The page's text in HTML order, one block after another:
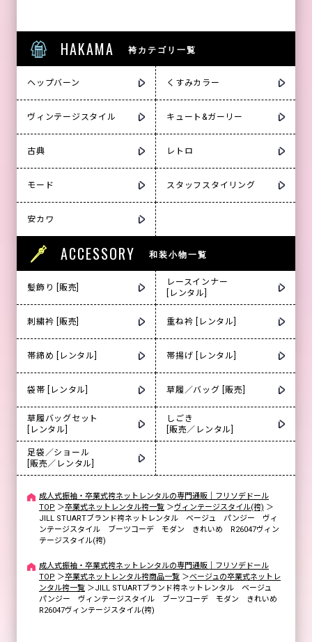
HAKAMA 袴カテゴリ一覧
ヘップバーン くすみカラー
ヴィンテージスタイル キュート&ガーリー
古典 レトロ
モード スタッフスタイリング
安カワ
ACCESSORY 和装小物一覧
髪飾り [販売]
レースインナー
[レンタル]
刺繍衿 [販売] 重ね衿 [レンタル]
帯締め [レンタル] 帯揚げ [レンタル]
袋帯 [レンタル] 草履／バッグ [販売]
草履バッグセット
[レンタル]
しごき
[販売／レンタル]
足袋／ショール
[販売／レンタル]
成人式振袖・卒業式袴ネットレンタルの専門通販｜フリソデドール
TOP ＞卒業式ネットレンタル袴一覧 ＞ヴィンテージスタイル(袴) ＞
JILL STUARTブランド袴ネットレンタル ベージュ パンジー ヴィ
ンテージスタイル ブーツコーデ モダン きれいめ R26047ヴィン
テージスタイル(袴)
成人式振袖・卒業式袴ネットレンタルの専門通販｜フリソデドール
TOP ＞卒業式ネットレンタル袴商品一覧 ＞ベージュの卒業式ネットレ
ンタル袴一覧 ＞JILL STUARTブランド袴ネットレンタル ベージュ
パンジー ヴィンテージスタイル ブーツコーデ モダン きれいめ
R26047ヴィンテージスタイル(袴)